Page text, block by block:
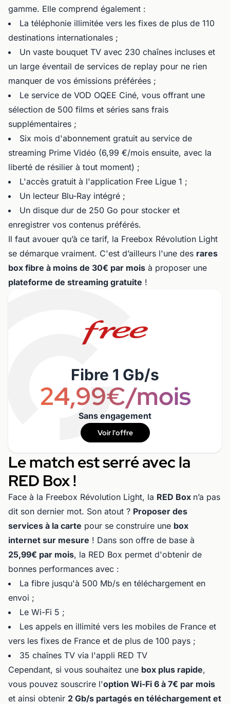
gamme. Elle comprend également :
La téléphonie illimitée vers les fixes de plus de 110
destinations internationales ;
Un vaste bouquet TV avec 230 chaînes incluses et
un large éventail de services de replay pour ne rien
manquer de vos émissions préférées ;
Le service de VOD OQEE Ciné, vous offrant une
sélection de 500 films et séries sans frais
supplémentaires ;
Six mois d'abonnement gratuit au service de
streaming Prime Vidéo (6,99 €/mois ensuite, avec la
liberté de résilier à tout moment) ;
L'accès gratuit à l'application Free Ligue 1 ;
Un lecteur Blu-Ray intégré ;
Un disque dur de 250 Go pour stocker et
enregistrer vos contenus préférés.
Il faut avouer qu’à ce tarif, la Freebox Révolution Light
se démarque vraiment. C'est d’ailleurs l'une des rares
box fibre à moins de 30€ par mois à proposer une
plateforme de streaming gratuite !
Fibre 1 Gb/s
24,99€/mois
Sans engagement
Voir l'offre
Le match est serré avec la
RED Box !
Face à la Freebox Révolution Light, la RED Box n’a pas
dit son dernier mot. Son atout ? Proposer des
services à la carte pour se construire une box
internet sur mesure ! Dans son offre de base à
25,99€ par mois, la RED Box permet d'obtenir de
bonnes performances avec :
La fibre jusqu'à 500 Mb/s en téléchargement en
envoi ;
Le Wi-Fi 5 ;
Les appels en illimité vers les mobiles de France et
vers les fixes de France et de plus de 100 pays ;
35 chaînes TV via l'appli RED TV
Cependant, si vous souhaitez une box plus rapide,
vous pouvez souscrire l'option Wi-Fi 6 à 7€ par mois
et ainsi obtenir 2 Gb/s partagés en téléchargement et